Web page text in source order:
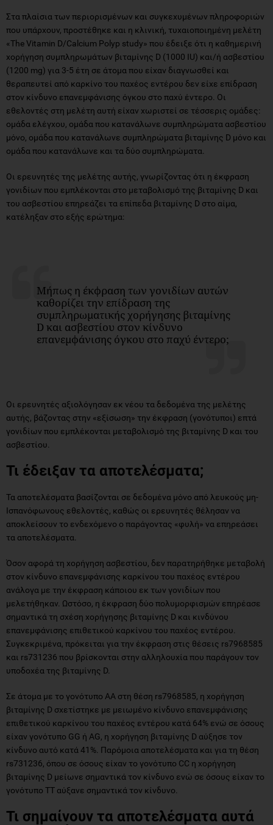
Στα πλαίσια των περιορισμένων και συγκεχυμένων πληροφοριών
που υπάρχουν, προστέθηκε και η κλινική, τυχαιοποιημένη μελέτη
«The Vitamin D/Calcium Polyp study» που έδειξε ότι η καθημερινή
χορήγηση συμπληρωμάτων βιταμίνης D (1000 IU) και/ή ασβεστίου
(1200 mg) για 3-5 έτη σε άτομα που είχαν διαγνωσθεί και
θεραπευτεί από καρκίνο του παχέος εντέρου δεν είχε επίδραση
στον κίνδυνο επανεμφάνισης όγκου στο παχύ έντερο. Οι
εθελοντές στη μελέτη αυτή είχαν χωριστεί σε τέσσερις ομάδες:
ομάδα ελέγχου, ομάδα που κατανάλωνε συμπληρώματα ασβεστίου
μόνο, ομάδα που κατανάλωνε συμπληρώματα βιταμίνης D μόνο και
ομάδα που κατανάλωνε και τα δύο συμπληρώματα.
Οι ερευνητές της μελέτης αυτής, γνωρίζοντας ότι η έκφραση
γονιδίων που εμπλέκονται στο μεταβολισμό της βιταμίνης D και
του ασβεστίου επηρεάζει τα επίπεδα βιταμίνης D στο αίμα,
κατέληξαν στο εξής ερώτημα:
Μήπως η έκφραση των γονιδίων αυτών
καθορίζει την επίδραση της
συμπληρωματικής χορήγησης βιταμίνης
D και ασβεστίου στον κίνδυνο
επανεμφάνισης όγκου στο παχύ έντερο;
Οι ερευνητές αξιολόγησαν εκ νέου τα δεδομένα της μελέτης
αυτής, βάζοντας στην «εξίσωση» την έκφραση (γονότυποι) επτά
γονιδίων που εμπλέκονται μεταβολισμό της βιταμίνης D και του
ασβεστίου.
Τι έδειξαν τα αποτελέσματα;
Τα αποτελέσματα βασίζονται σε δεδομένα μόνο από λευκούς μη-
Ισπανόφωνους εθελοντές, καθώς οι ερευνητές θέλησαν να
αποκλείσουν το ενδεχόμενο ο παράγοντας «φυλή» να επηρεάσει
τα αποτελέσματα.
Όσον αφορά τη χορήγηση ασβεστίου, δεν παρατηρήθηκε μεταβολή
στον κίνδυνο επανεμφάνισης καρκίνου του παχέος εντέρου
ανάλογα με την έκφραση κάποιου εκ των γονιδίων που
μελετήθηκαν. Ωστόσο, η έκφραση δύο πολυμορφισμών επηρέασε
σημαντικά τη σχέση χορήγησης βιταμίνης D και κινδύνου
επανεμφάνισης επιθετικού καρκίνου του παχέος εντέρου.
Συγκεκριμένα, πρόκειται για την έκφραση στις θέσεις rs7968585
και rs731236 που βρίσκονται στην αλληλουχία που παράγουν τον
υποδοχέα της βιταμίνης D.
Σε άτομα με το γονότυπο ΑΑ στη θέση rs7968585, η χορήγηση
βιταμίνης D σχετίστηκε με μειωμένο κίνδυνο επανεμφάνισης
επιθετικού καρκίνου του παχέος εντέρου κατά 64% ενώ σε όσους
είχαν γονότυπο GG ή AG, η χορήγηση βιταμίνης D αύξησε τον
κίνδυνο αυτό κατά 41%. Παρόμοια αποτελέσματα και για τη θέση
rs731236, όπου σε όσους είχαν το γονότυπο CC η χορήγηση
βιταμίνης D μείωνε σημαντικά τον κίνδυνο ενώ σε όσους είχαν το
γονότυπο TT αύξανε σημαντικά τον κίνδυνο.
Τι σημαίνουν τα αποτελέσματα αυτά